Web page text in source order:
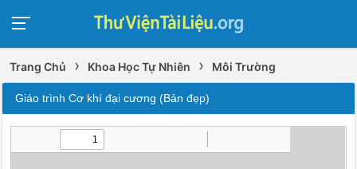
Trang Chủ › Khoa Học Tự Nhiên › Môi Trường
Giáo trình Cơ khí đại cương (Bản đẹp)